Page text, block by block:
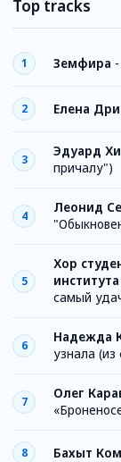
Top tracks
1 Земфира -
2 Елена
3
Эдуард
причалу")
4
Леонид
5
Хор
института
самый
6
Надежда
узнала
7
Олег
8 Бахыт